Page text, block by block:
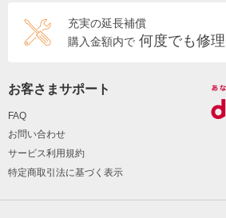
充実の延長補償
購入金額内で 何度でも修
お客さまサポート
FAQ
お問い合わせ
サービス利用規約
特定商取引法に基づく表示